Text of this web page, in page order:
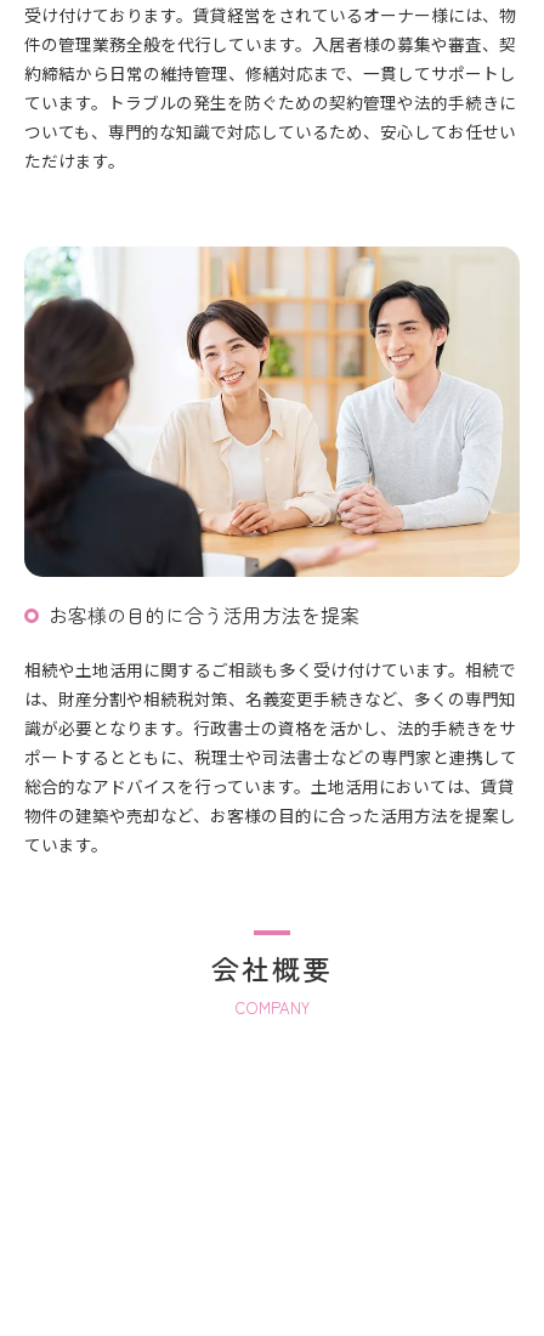
受け付けております。賃貸経営をされているオーナー様には、物
件の管理業務全般を代行しています。入居者様の募集や審査、契
約締結から日常の維持管理、修繕対応まで、一貫してサポートし
ています。トラブルの発生を防ぐための契約管理や法的手続きに
ついても、専門的な知識で対応しているため、安心してお任せい
ただけます。
お客様の目的に合う活用方法を提案
相続や土地活用に関するご相談も多く受け付けています。相続で
は、財産分割や相続税対策、名義変更手続きなど、多くの専門知
識が必要となります。行政書士の資格を活かし、法的手続きをサ
ポートするとともに、税理士や司法書士などの専門家と連携して
総合的なアドバイスを行っています。土地活用においては、賃貸
物件の建築や売却など、お客様の目的に合った活用方法を提案し
ています。
会社概要
COMPANY